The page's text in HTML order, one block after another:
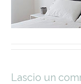
Lascio un